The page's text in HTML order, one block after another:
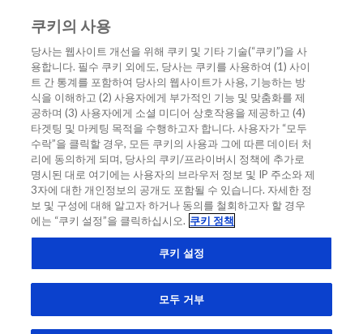
ARNi 요법이 나트륨이뇨 펩티드 사용에 미치는 영향
ARNi 요법이 나트륨이뇨 펩티드 사용에
미치는 영향
EXPERT OPINION 진단 인사이트 NT-PROBNP 심부전
쿠키의 사용
당사는 웹사이트 개선을 위해 쿠키 및 기타 기술(“쿠키”)을 사
용합니다. 필수 쿠키 외에도, 당사는 쿠키를 사용하여 (1) 사이
트 간 통계를 포함하여 당사의 웹사이트가 사용, 기능하는 방
식을 이해하고 (2) 사용자에게 부가적인 기능 및 맞춤화를 제
공하며 (3) 사용자에게 소셜 미디어 상호작용을 제공하고 (4)
타겟팅 및 마케팅 목적을 수행하고자 합니다. 사용자가 “모두
수락”을 클릭할 경우, 모든 쿠키의 사용과 그에 따른 데이터 처
리에 동의하게 되며, 당사의 쿠키/프라이버시 정책에 추가로
명시된 대로 여기에는 사용자의 브라우저 정보 및 IP 주소와 제
3자에 대한 개인정보의 공개도 포함될 수 있습니다. 자세한 정
보 및 구성에 대해 알고자 하거나 동의를 철회하고자 할 경우
에는 “쿠키 설정”을 클릭하십시오. 쿠키 정책
쿠키 설정
모두 거부